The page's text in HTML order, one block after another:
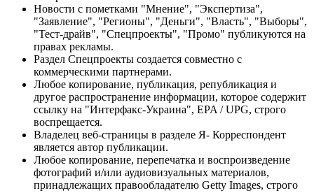
Новости с пометками "Мнение", "Экспертиза",
"Заявление", "Регионы", "Деньги", "Власть", "Выборы",
"Тест-драйв", "Спецпроекты", "Промо" публикуются на
правах рекламы.
Раздел Спецпроекты создается совместно с
коммерческими партнерами.
Любое копирование, публикация, републикация и
другое распространение информации, которое содержит
ссылку на "Интерфакс-Украина", EPA / UPG, строго
воспрещается.
Владелец веб-страницы в разделе Я- Корреспондент
является автор публикации.
Любое копирование, перепечатка и воспроизведение
фотографий и/или аудиовизуальных материалов,
принадлежащих правообладателю Getty Images, строго